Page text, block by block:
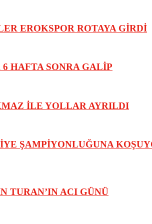
EROKSPOR ROTAYA GİRDİ
6 HAFTA SONRA GALİP
İLE YOLLAR AYRILDI
ŞAMPİYONLUĞUNA
TURAN’IN ACI GÜNÜ